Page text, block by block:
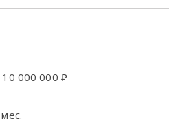
000 000 ₽